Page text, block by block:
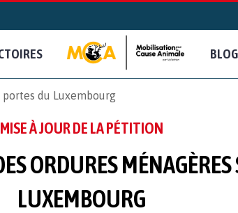
BLOG
du Luxembourg
MISE À JOUR DE LA PÉTITION
ORDURES MÉNAGÈRES
LUXEMBOURG